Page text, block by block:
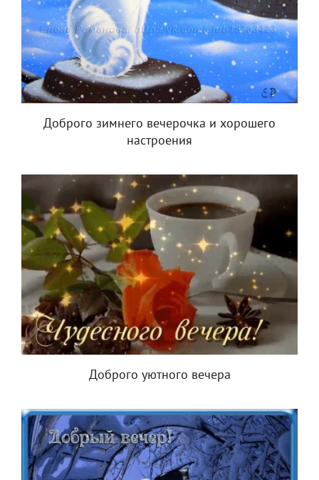
Доброго зимнего вечерочка и хорошего
настроения
Доброго уютного вечера